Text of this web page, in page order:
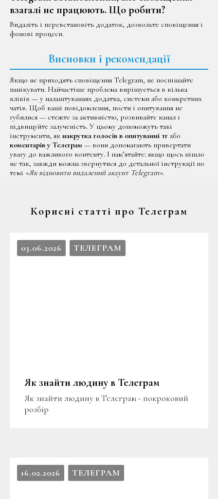
взагалі не працюють. Що робити?
Видаліть і перевстановіть додаток, дозвольте сповіщення і
фонові процеси.
Висновки і рекомендації
Якщо не приходять сповіщення Telegram, не поспішайте
панікувати. Найчастіше проблема вирішується в кілька
кліків — у налаштуваннях додатка, системи або конкретних
чатів. Щоб ваші повідомлення, пости і опитування не
губилися — стежте за активністю, розвивайте канал і
підвищуйте залученість. У цьому допоможуть такі
інструменти, як накрутка голосів в опитуванні тг або
коментарів у Телеграм — вони допомагають привертати
увагу до важливого контенту. І пам’ятайте: якщо щось пішло
не так, завжди можна звернутися до детальної інструкції по
темі «Як відновити видалений акаунт Telegram».
Корисні статті про Телеграм
03.06.2026 ТЕЛЕГРАМ
Як знайти людину в Телеграм
Як знайти людину в Телеграм - покроковий
розбір
16.02.2026 ТЕЛЕГРАМ